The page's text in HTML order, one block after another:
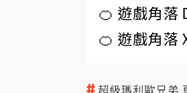
🍊 遊戲角落
🍊 遊戲角落
超級瑪利歐兄弟